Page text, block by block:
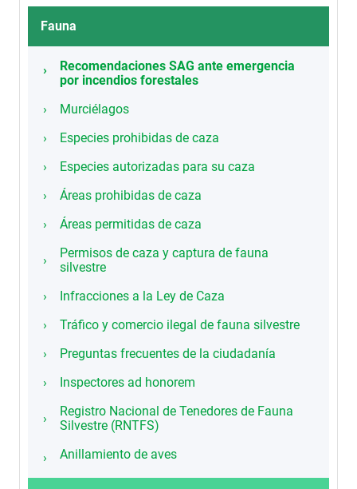
Fauna
Recomendaciones SAG ante emergencia
por incendios forestales
Murciélagos
Especies prohibidas de caza
Especies autorizadas para su caza
Áreas prohibidas de caza
Áreas permitidas de caza
Permisos de caza y captura de fauna
silvestre
Infracciones a la Ley de Caza
Tráfico y comercio ilegal de fauna silvestre
Preguntas frecuentes de la ciudadanía
Inspectores ad honorem
Registro Nacional de Tenedores de Fauna
Silvestre (RNTFS)
Anillamiento de aves